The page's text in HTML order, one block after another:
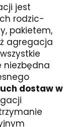
jest
rodzic-
pakietem,
agregacja
niezbędna
dostaw w